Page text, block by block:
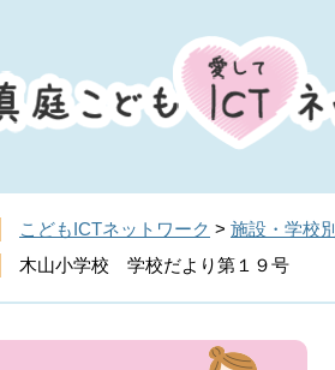
こどもICTネットワーク > 施設・学校別
木山小学校 学校だより第１９号